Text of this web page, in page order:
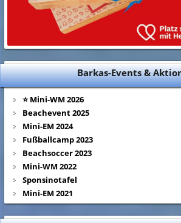
Barkas-Events &
⭐ Mini-WM 2026
Beachevent 2025
Mini-EM 2024
Fußballcamp 2023
Beachsoccer 2023
Mini-WM 2022
Sponsinotafel
Mini-EM 2021